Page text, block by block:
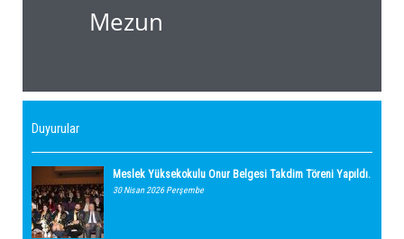
Mezun
Duyurular
Meslek Yüksekokulu Onur Belgesi Takdim Töreni Yapıldı.
30 Nisan 2026 Perşembe